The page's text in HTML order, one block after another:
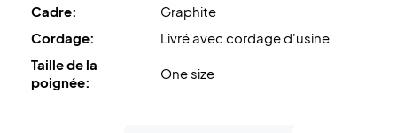
Cadre:
Graphite
Cordage:
Livré avec cordage d'usine
Taille de la
poignée:
One size